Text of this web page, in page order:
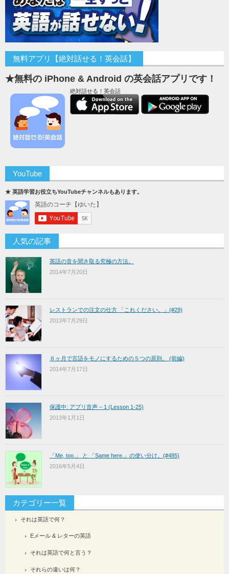
無料アプリ【絶対話せる！英会話】
★無料の iPhone & Android の英会話アプリです！
絶対話せる！英会話
YouTube
★ 英語学習お役立ちYouTubeチャンネルもあります。
人気の記事
英語の音を聞き取る究極の方法。
2014年7月20日
レストランでの注文の仕方 「これください。」(#29)
2013年7月29日
６ヶ月で言語をモノにするための５つの原則。 (前編)
2014年7月17日
保護中: アプリ音声 – 1 (Lesson 1-25)
2013年1月1日
「Me, too.」 と 「Same here.」の使い分け。(#485)
2016年5月4日
カテゴリー一覧
それは英語で何？
Eメール & レターの英語
それは英語で何と言う？
それらの違いは何？